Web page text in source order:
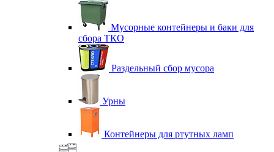
Мусорные контейнеры и баки для
сбора ТКО
Раздельный сбор мусора
Урны
Контейнеры для ртутных ламп